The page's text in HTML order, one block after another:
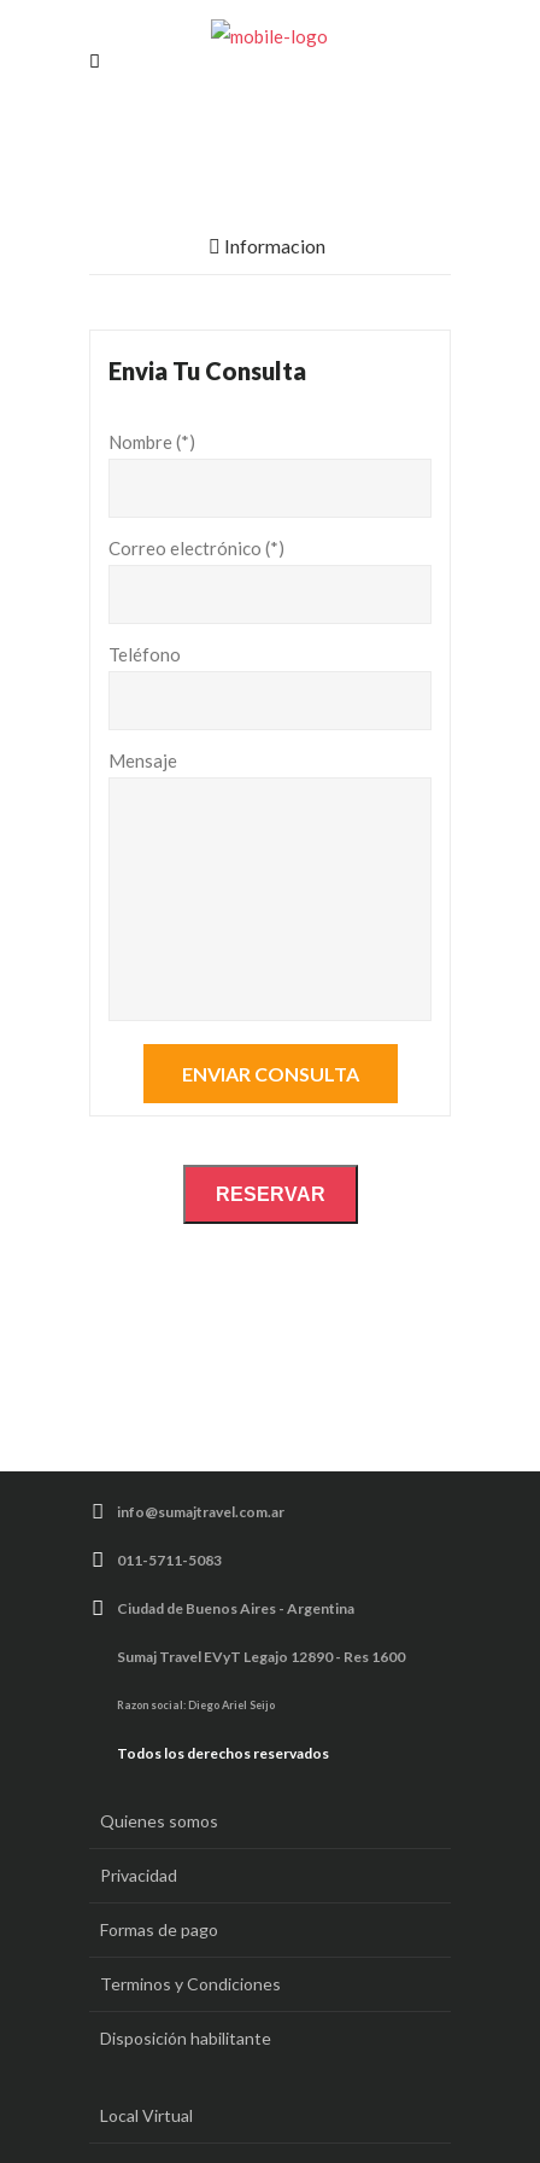
Informacion
Envia Tu Consulta
Nombre (*)
Correo electrónico (*)
Teléfono
Mensaje
RESERVAR
info@sumajtravel.com.ar
011-5711-5083
Ciudad de Buenos Aires - Argentina
Sumaj Travel EVyT Legajo 12890 - Res 1600
Razon social: Diego Ariel Seijo
Todos los derechos reservados
Quienes somos
Privacidad
Formas de pago
Terminos y Condiciones
Disposición habilitante
Local Virtual